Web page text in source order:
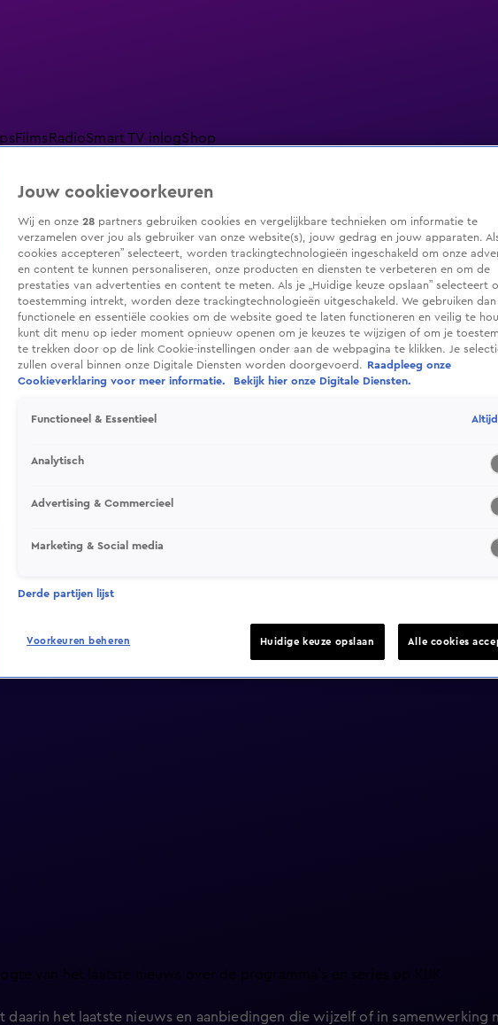
Films RadioSmart TV inlogShop
De OranjezomerLivestreamsShop
1
van het laatste nieuws over de programma’s en series op KIJK.
het laatste nieuws en aanbiedingen die wijzelf of in samenwerking
Jouw cookievoorkeuren
Wij en onze 28 partners gebruiken cookies en vergelijkbare technieken om informatie te
verzamelen over jou als gebruiker van onze website(s), jouw gedrag en jouw apparaten.
cookies accepteren” selecteert, worden trackingtechnologieën ingeschakeld om onze
en content te kunnen personaliseren, onze producten en diensten te verbeteren en om de
prestaties van advertenties en content te meten. Als je „Huidige keuze opslaan” selecteert
toestemming intrekt, worden deze trackingtechnologieën uitgeschakeld. We gebruiken dan
functionele en essentiële cookies om de website goed te laten functioneren en veilig te
kunt dit menu op ieder moment opnieuw openen om je keuzes te wijzigen of om je
te trekken door op de link Cookie-instellingen onder aan de webpagina te klikken. Je
zullen overal binnen onze Digitale Diensten worden doorgevoerd.
Raadpleeg onze
Cookieverklaring voor meer informatie.
Bekijk hier onze Digitale Diensten.
Functioneel & Essentieel
Analytisch
Advertising & Commercieel
Marketing & Social media
Derde partijen lijst
Voorkeuren beheren Huidige keuze opslaan Alle cookies